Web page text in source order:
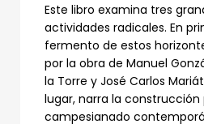
Perú
cantidad
Este libro examina tres
actividades radicales. En
fermento de estos
por la obra de Manuel
la Torre y José Carlos
lugar, narra la
campesianado